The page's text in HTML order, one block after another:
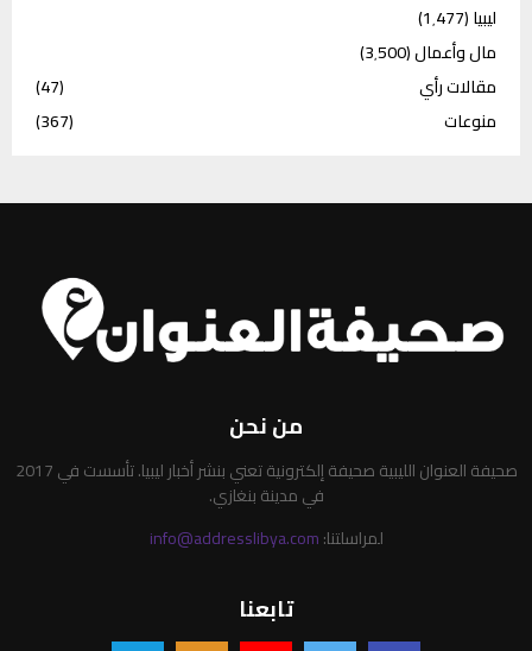
ليبيا(1٬477)
مال وأعمال(3٬500)
مقالات رأي
(47)
منوعات
(367)
من نحن
صحيفة العنوان الليبية صحيفة إلكترونية تعني بنشر أخبار ليبيا. تأسست في 2017
في مدينة بنغازي.
لمراسلتنا:info@addresslibya.com
تابعنا